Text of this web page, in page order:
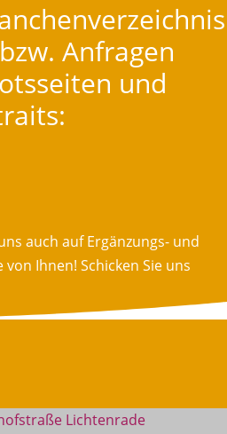
Anfragen
und
auch auf Ergänzungs- und
Ihnen! Schicken Sie uns